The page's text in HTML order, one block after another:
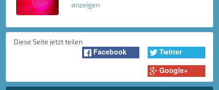
anzeigen
Diese Seite jetzt teilen
Facebook
Twitter
Google+